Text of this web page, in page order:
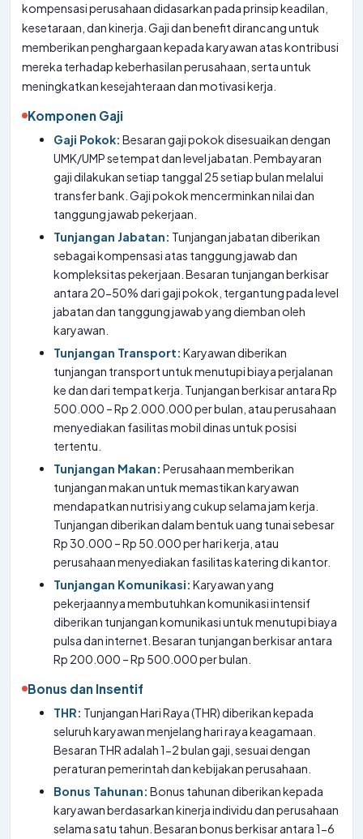
kompensasi perusahaan didasarkan pada prinsip keadilan,
kesetaraan, dan kinerja. Gaji dan benefit dirancang untuk
memberikan penghargaan kepada karyawan atas kontribusi
mereka terhadap keberhasilan perusahaan, serta untuk
meningkatkan kesejahteraan dan motivasi kerja.
Komponen Gaji
Gaji Pokok: Besaran gaji pokok disesuaikan dengan
UMK/UMP setempat dan level jabatan. Pembayaran
gaji dilakukan setiap tanggal 25 setiap bulan melalui
transfer bank. Gaji pokok mencerminkan nilai dan
tanggung jawab pekerjaan.
Tunjangan Jabatan: Tunjangan jabatan diberikan
sebagai kompensasi atas tanggung jawab dan
kompleksitas pekerjaan. Besaran tunjangan berkisar
antara 20-50% dari gaji pokok, tergantung pada level
jabatan dan tanggung jawab yang diemban oleh
karyawan.
Tunjangan Transport: Karyawan diberikan
tunjangan transport untuk menutupi biaya perjalanan
ke dan dari tempat kerja. Tunjangan berkisar antara Rp
500.000 – Rp 2.000.000 per bulan, atau perusahaan
menyediakan fasilitas mobil dinas untuk posisi
tertentu.
Tunjangan Makan: Perusahaan memberikan
tunjangan makan untuk memastikan karyawan
mendapatkan nutrisi yang cukup selama jam kerja.
Tunjangan diberikan dalam bentuk uang tunai sebesar
Rp 30.000 – Rp 50.000 per hari kerja, atau
perusahaan menyediakan fasilitas katering di kantor.
Tunjangan Komunikasi: Karyawan yang
pekerjaannya membutuhkan komunikasi intensif
diberikan tunjangan komunikasi untuk menutupi biaya
pulsa dan internet. Besaran tunjangan berkisar antara
Rp 200.000 – Rp 500.000 per bulan.
Bonus dan Insentif
THR: Tunjangan Hari Raya (THR) diberikan kepada
seluruh karyawan menjelang hari raya keagamaan.
Besaran THR adalah 1-2 bulan gaji, sesuai dengan
peraturan pemerintah dan kebijakan perusahaan.
Bonus Tahunan: Bonus tahunan diberikan kepada
karyawan berdasarkan kinerja individu dan perusahaan
selama satu tahun. Besaran bonus berkisar antara 1-6